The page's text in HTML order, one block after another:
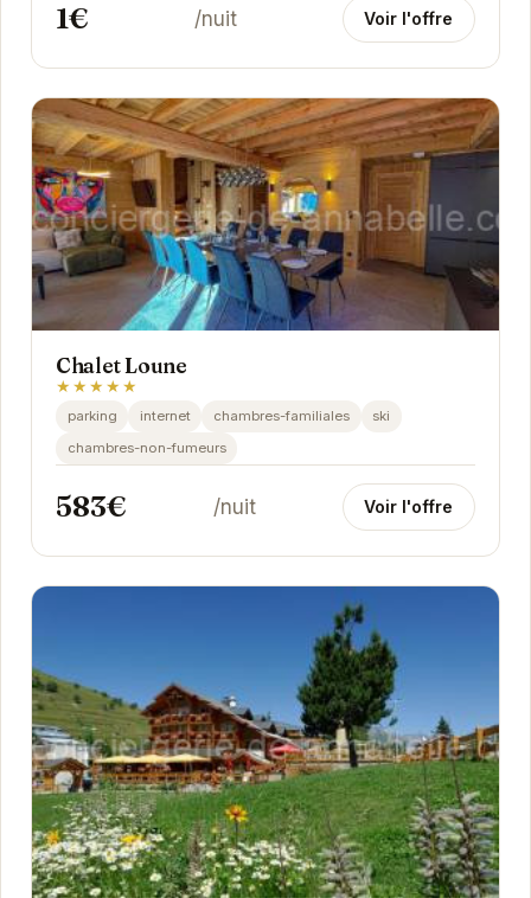
1€ /nuit Voir l'offre
Chalet Loune
★★★★★
parking internet chambres-familiales
ski
chambres-non-fumeurs
583€ /nuit Voir l'offre